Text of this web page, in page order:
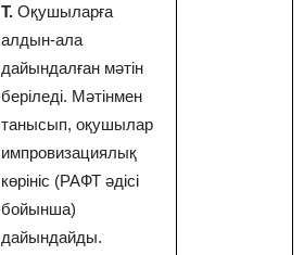
Т. Оқушыларға
алдын-ала
дайындалған мәтін
беріледі. Мәтінмен
танысып, оқушылар
импровизациялық
көрініс (РАФТ әдісі
бойынша)
дайындайды.